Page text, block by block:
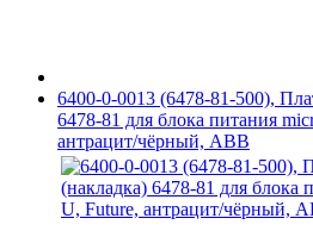
6400-0-0013 (6478-81-500),
6478-81 для блока питания
антрацит/чёрный, ABB